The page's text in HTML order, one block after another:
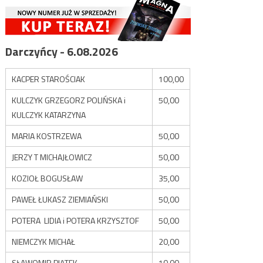
Darczyńcy - 6.08.2026
KACPER STAROŚCIAK
100,00
KULCZYK GRZEGORZ POLIŃSKA i
KULCZYK KATARZYNA
50,00
MARIA KOSTRZEWA
50,00
JERZY T MICHAJŁOWICZ
50,00
KOZIOŁ BOGUSŁAW
35,00
PAWEŁ ŁUKASZ ZIEMIAŃSKI
50,00
POTERA LIDIA i POTERA KRZYSZTOF
50,00
NIEMCZYK MICHAŁ
20,00